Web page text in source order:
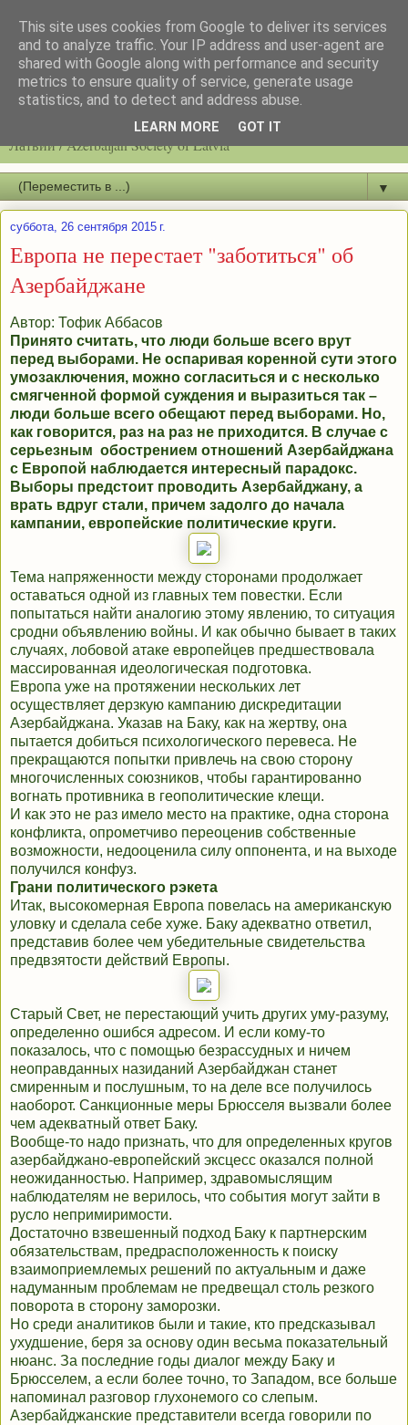
Latvijas azerbaidžāņu biedrību / Общество азербайджанцев
Латвии / Azerbaijan Society of Latvia
▼
суббота, 26 сентября 2015 г.
Европа не перестает "заботиться" об
Азербайджане
Автор: Тофик Аббасов
Принято считать, что люди больше всего врут
перед выборами. Не оспаривая коренной сути этого
умозаключения, можно согласиться и с несколько
смягченной формой суждения и выразиться так –
люди больше всего обещают перед выборами. Но,
как говорится, раз на раз не приходится. В случае с
серьезным обострением отношений Азербайджана
с Европой наблюдается интересный парадокс.
Выборы предстоит проводить Азербайджану, а
врать вдруг стали, причем задолго до начала
кампании, европейские политические круги.
Тема напряженности между сторонами продолжает
оставаться одной из главных тем повестки. Если
попытаться найти аналогию этому явлению, то ситуация
сродни объявлению войны. И как обычно бывает в таких
случаях, лобовой атаке европейцев предшествовала
массированная идеологическая подготовка.
Европа уже на протяжении нескольких лет
осуществляет дерзкую кампанию дискредитации
Азербайджана. Указав на Баку, как на жертву, она
пытается добиться психологического перевеса. Не
прекращаются попытки привлечь на свою сторону
многочисленных союзников, чтобы гарантированно
вогнать противника в геополитические клещи.
И как это не раз имело место на практике, одна сторона
конфликта, опрометчиво переоценив собственные
возможности, недооценила силу оппонента, и на выходе
получился конфуз.
Грани политического рэкета
Итак, высокомерная Европа повелась на американскую
уловку и сделала себе хуже. Баку адекватно ответил,
представив более чем убедительные свидетельства
предвзятости действий Европы.
Старый Свет, не перестающий учить других уму-разуму,
определенно ошибся адресом. И если кому-то
показалось, что с помощью безрассудных и ничем
неоправданных назиданий Азербайджан станет
смиренным и послушным, то на деле все получилось
наоборот. Санкционные меры Брюсселя вызвали более
чем адекватный ответ Баку.
Вообще-то надо признать, что для определенных кругов
азербайджано-европейский эксцесс оказался полной
неожиданностью. Например, здравомыслящим
наблюдателям не верилось, что события могут зайти в
русло непримиримости.
Достаточно взвешенный подход Баку к партнерским
обязательствам, предрасположенность к поиску
взаимоприемлемых решений по актуальным и даже
надуманным проблемам не предвещал столь резкого
поворота в сторону заморозки.
Но среди аналитиков были и такие, кто предсказывал
ухудшение, беря за основу один весьма показательный
нюанс. За последние годы диалог между Баку и
Брюсселем, а если более точно, то Западом, все больше
напоминал разговор глухонемого со слепым.
Азербайджанские представители всегда говорили по
This site uses cookies from Google to deliver its services
and to analyze traffic. Your IP address and user-agent are
shared with Google along with performance and security
metrics to ensure quality of service, generate usage
statistics, and to detect and address abuse.
LEARN MORE GOT IT